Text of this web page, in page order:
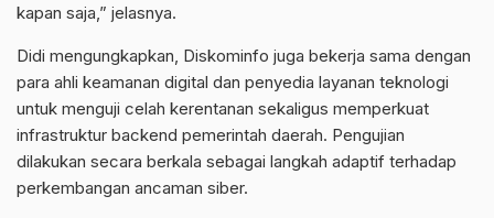
kapan saja,” jelasnya.
‎Didi mengungkapkan, Diskominfo juga bekerja sama dengan
para ahli keamanan digital dan penyedia layanan teknologi
untuk menguji celah kerentanan sekaligus memperkuat
infrastruktur backend pemerintah daerah. Pengujian
dilakukan secara berkala sebagai langkah adaptif terhadap
perkembangan ancaman siber.